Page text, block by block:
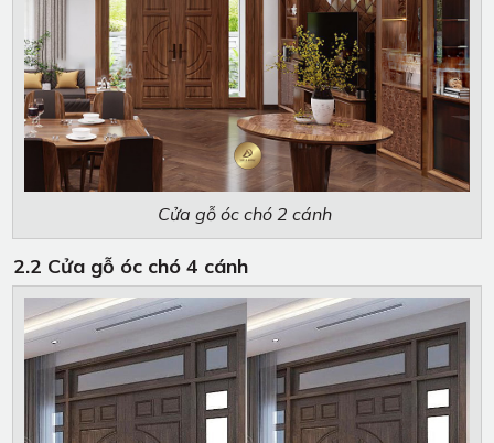
Cửa gỗ óc chó 2 cánh
2.2 Cửa gỗ óc chó 4 cánh